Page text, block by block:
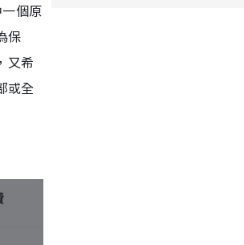
個原
保
又希
或全